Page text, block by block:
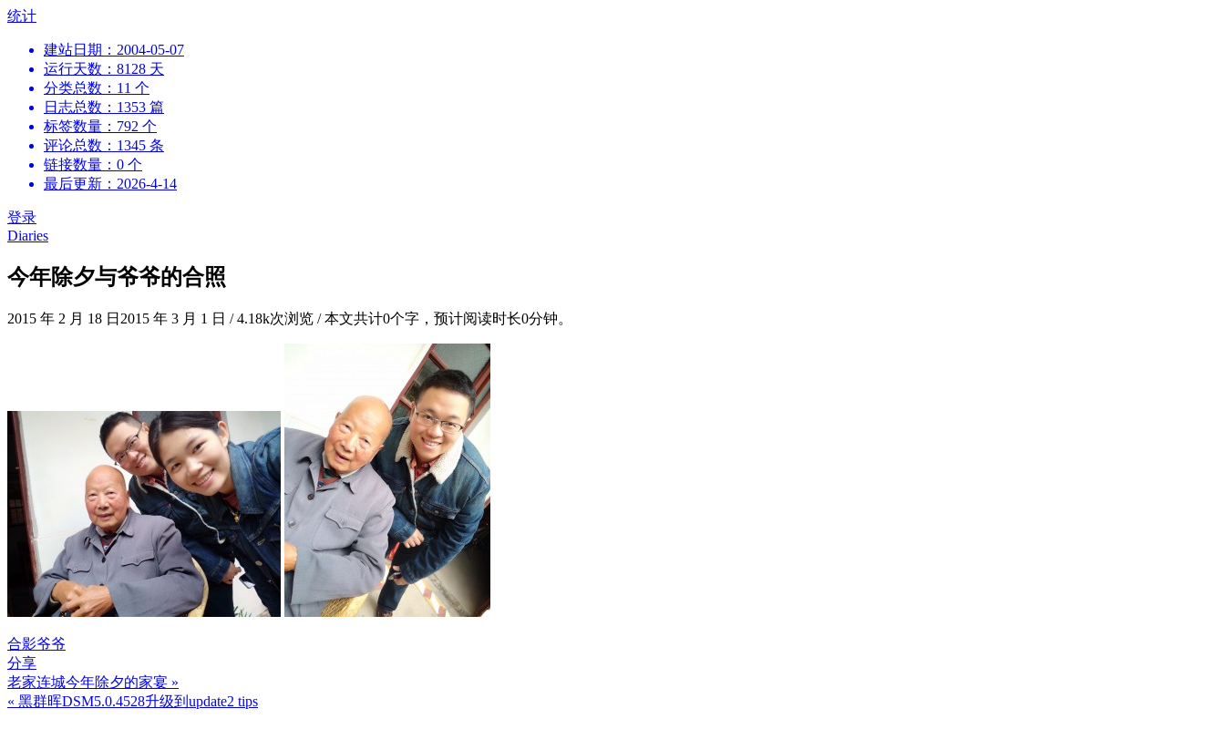
跳
统计
建站日期：2004-05-07
运行天数：8128 天
分类总数：11 个
日志总数：1353 篇
标签数量：792 个
评论总数：1345 条
链接数量：0 个
最后更新：2026-4-14
登录
Diaries
今年除夕与爷爷的合照
2015 年 2 月 18 日 2015 年 3 月 1 日 /4.18k次浏览 /本文共计0个字，预计阅读时长0分钟。
合影爷爷
分享
文
章
老家连城今年除夕的家宴 »
« 黑群晖DSM5.0.4528升级到update2 tips